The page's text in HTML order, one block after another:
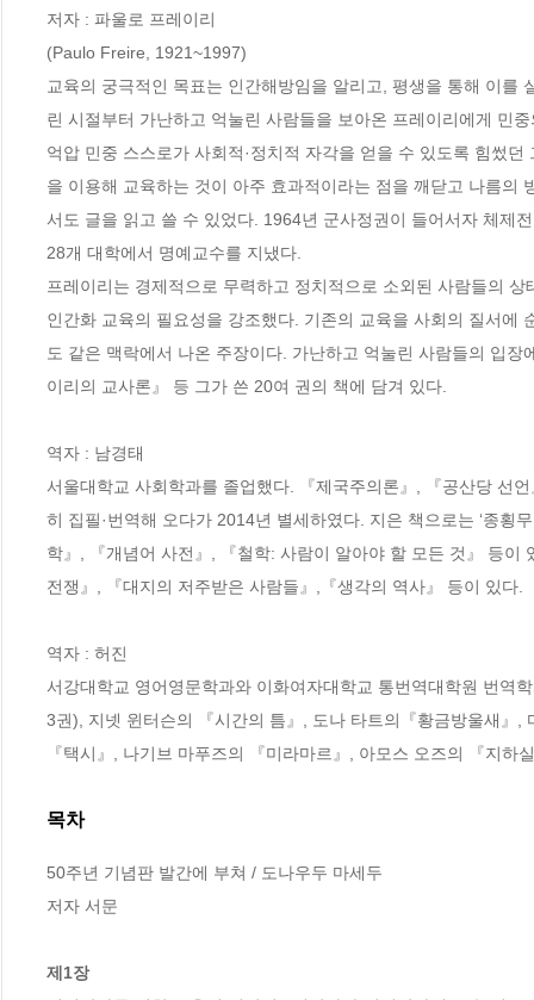
저자 : 파울로 프레이리
(Paulo Freire, 1921~1997)
교육의 궁극적인 목표는 인간해방임을 알리고, 평생을 통해 이
린 시절부터 가난하고 억눌린 사람들을 보아온 프레이리에게 민
억압 민중 스스로가 사회적·정치적 자각을 얻을 수 있도록 힘썼
을 이용해 교육하는 것이 아주 효과적이라는 점을 깨닫고 나름의
서도 글을 읽고 쓸 수 있었다. 1964년 군사정권이 들어서자 체제
28개 대학에서 명예교수를 지냈다.
프레이리는 경제적으로 무력하고 정치적으로 소외된 사람들의
인간화 교육의 필요성을 강조했다. 기존의 교육을 사회의 질서에
도 같은 맥락에서 나온 주장이다. 가난하고 억눌린 사람들의 입
이리의 교사론』 등 그가 쓴 20여 권의 책에 담겨 있다.
역자 : 남경태
서울대학교 사회학과를 졸업했다. 『제국주의론』, 『공산당 선
히 집필·번역해 오다가 2014년 별세하였다. 지은 책으로는 ‘종횡
학』, 『개념어 사전』, 『철학: 사람이 알아야 할 모든 것』 등
전쟁』, 『대지의 저주받은 사람들』,『생각의 역사』 등이 있다.
역자 : 허진
서강대학교 영어영문학과와 이화여자대학교 통번역대학원 번역
3권), 지넷 윈터슨의 『시간의 틈』, 도나 타트의『황금방울새』
『택시』, 나기브 마푸즈의 『미라마르』, 아모스 오즈의 『지
목차
50주년 기념판 발간에 부쳐 / 도나우두 마세두
저자 서문
제1장